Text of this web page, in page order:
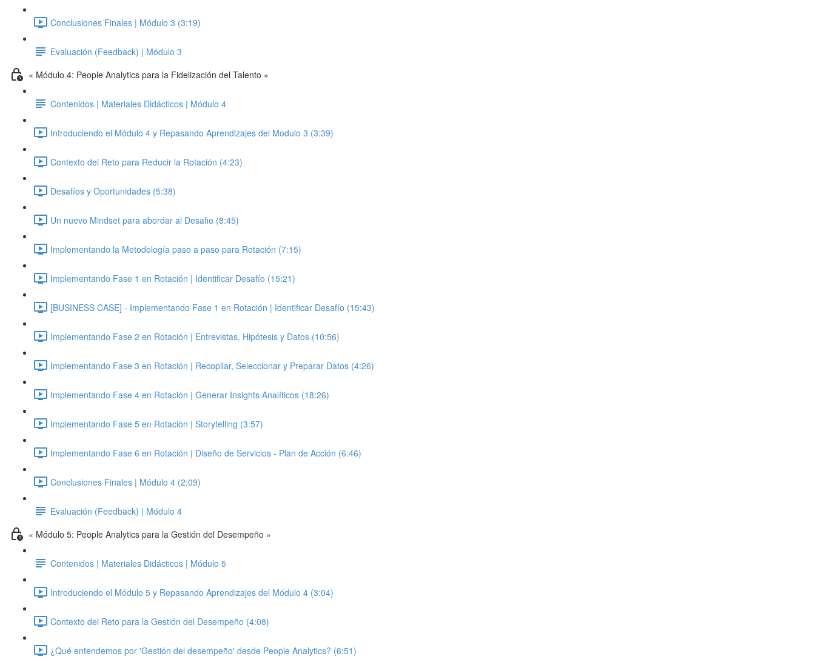
Conclusiones Finales | Módulo 3 (3:19)
Evaluación (Feedback) | Módulo 3
« Módulo 4: People Analytics para la Fidelización del Talento »
Contenidos | Materiales Didácticos | Módulo 4
Introduciendo el Módulo 4 y Repasando Aprendizajes del Modulo 3 (3:39)
Contexto del Reto para Reducir la Rotación (4:23)
Desafíos y Oportunidades (5:38)
Un nuevo Mindset para abordar al Desafio (8:45)
Implementando la Metodología paso a paso para Rotación (7:15)
Implementando Fase 1 en Rotación | Identificar Desafío (15:21)
[BUSINESS CASE] - Implementando Fase 1 en Rotación | Identificar Desafío (15:43)
Implementando Fase 2 en Rotación | Entrevistas, Hipótesis y Datos (10:56)
Implementando Fase 3 en Rotación | Recopilar, Seleccionar y Preparar Datos (4:26)
Implementando Fase 4 en Rotación | Generar Insights Analíticos (18:26)
Implementando Fase 5 en Rotación | Storytelling (3:57)
Implementando Fase 6 en Rotación | Diseño de Servicios - Plan de Acción (6:46)
Conclusiones Finales | Módulo 4 (2:09)
Evaluación (Feedback) | Módulo 4
« Módulo 5: People Analytics para la Gestión del Desempeño »
Contenidos | Materiales Didácticos | Módulo 5
Introduciendo el Módulo 5 y Repasando Aprendizajes del Módulo 4 (3:04)
Contexto del Reto para la Gestión del Desempeño (4:08)
¿Qué entendemos por 'Gestión del desempeño' desde People Analytics? (6:51)